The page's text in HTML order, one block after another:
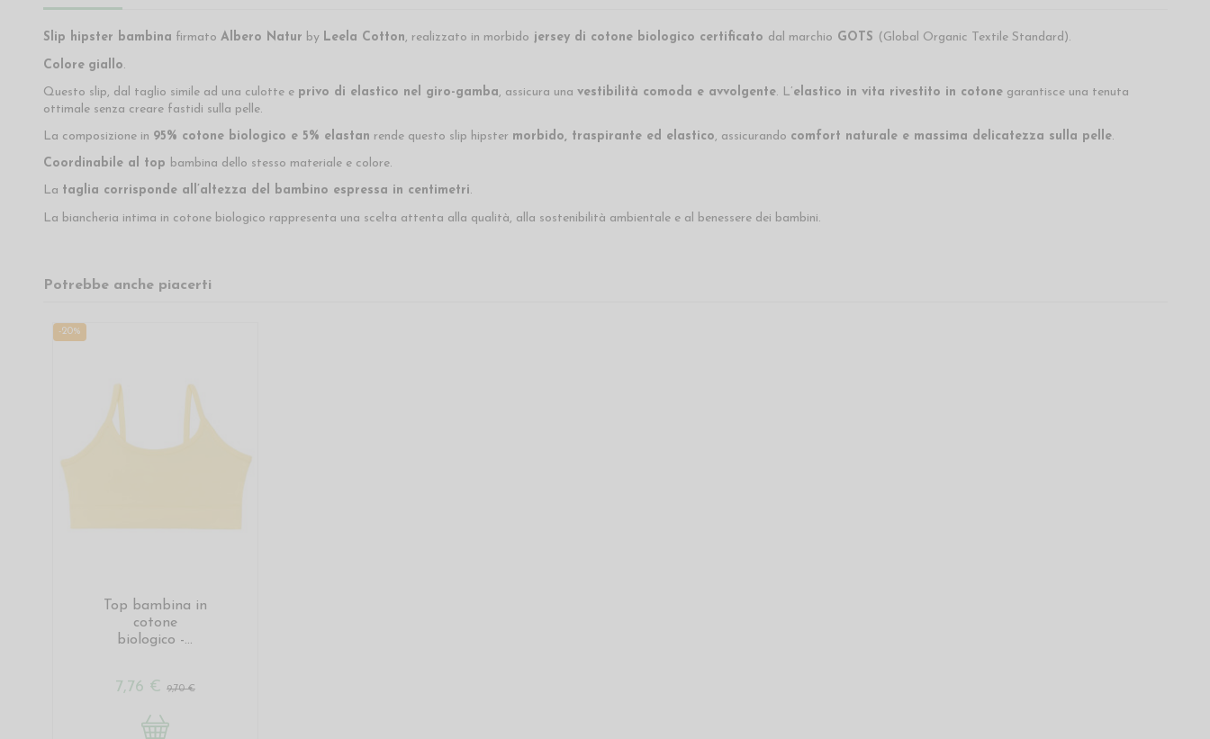
Slip hipster bambina firmato Albero Natur by Leela Cotton, realizzato in morbido jersey di cotone biologico certificato dal marchio GOTS (Global Organic Textile Standard).
Colore giallo.
Questo slip, dal taglio simile ad una culotte e privo di elastico nel giro-gamba, assicura una vestibilità comoda e avvolgente. L’elastico in vita rivestito in cotonegarantisce una tenuta
ottimale senza creare fastidi sulla pelle.
La composizione in 95% cotone biologico e 5% elastan rende questo slip hipster morbido, traspirante ed elastico, assicurando comfort naturale e massima delicatezza sulla pelle.
Coordinabile al top bambina dello stesso materiale e colore.
La taglia corrisponde all’altezza del bambino espressa in centimetri.
La biancheria intima in cotone biologico rappresenta una scelta attenta alla qualità, alla sostenibilità ambientale e al benessere dei bambini.
Potrebbe anche piacerti
-20%
Top bambina in
cotone
biologico -...
7,76 € 9,70 €